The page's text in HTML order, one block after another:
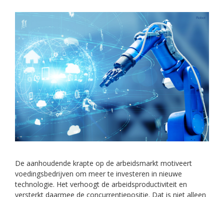
De aanhoudende krapte op de arbeidsmarkt motiveert
voedingsbedrijven om meer te investeren in nieuwe
technologie. Het verhoogt de arbeidsproductiviteit en
versterkt daarmee de concurrentiepositie. Dat is niet alleen